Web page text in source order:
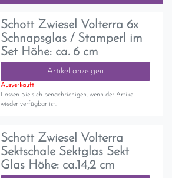
Schott Zwiesel Volterra 6x
Schnapsglas / Stamperl im
Set Höhe: ca. 6 cm
Artikel anzeigen
Ausverkauft
Lassen Sie sich benachrichigen, wenn der Artikel
wieder verfügbar ist.
Schott Zwiesel Volterra
Sektschale Sektglas Sekt
Glas Höhe: ca.14,2 cm